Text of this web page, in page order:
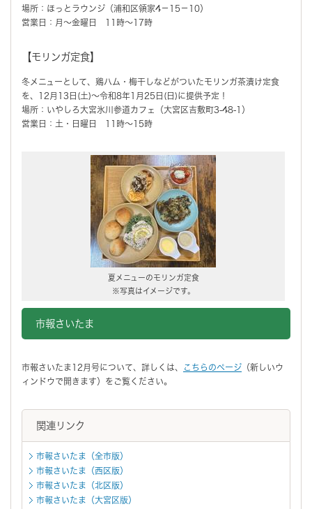
場所：ほっとラウンジ（浦和区領家4－15－10）
営業日：月～金曜日 11時～17時
【モリンガ定食】
冬メニューとして、鶏ハム・梅干しなどがついたモリンガ茶漬け定食
を、12月13日(土)～令和8年1月25日(日)に提供予定！
場所：いやしろ大宮氷川参道カフェ（大宮区吉敷町3-48-1）
営業日：土・日曜日 11時～15時
夏メニューのモリンガ定食
※写真はイメージです。
市報さいたま
市報さいたま12月号について、詳しくは、 こちらのページ （新しいウ
ィンドウで開きます）をご覧ください。
関連リンク
市報さいたま（全市版）
市報さいたま（西区版）
市報さいたま（北区版）
市報さいたま（大宮区版）